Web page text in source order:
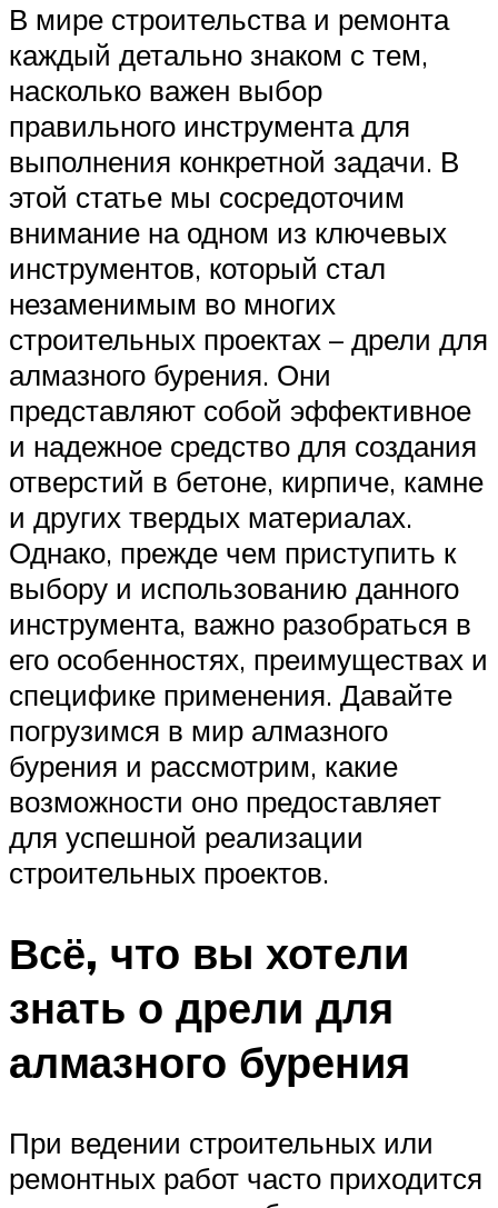
В мире строительства и ремонта
каждый детально знаком с тем,
насколько важен выбор
правильного инструмента для
выполнения конкретной задачи. В
этой статье мы сосредоточим
внимание на одном из ключевых
инструментов, который стал
незаменимым во многих
строительных проектах – дрели для
алмазного бурения. Они
представляют собой эффективное
и надежное средство для создания
отверстий в бетоне, кирпиче, камне
и других твердых материалах.
Однако, прежде чем приступить к
выбору и использованию данного
инструмента, важно разобраться в
его особенностях, преимуществах и
специфике применения. Давайте
погрузимся в мир алмазного
бурения и рассмотрим, какие
возможности оно предоставляет
для успешной реализации
строительных проектов.
Всё, что вы хотели
знать о дрели для
алмазного бурения
При ведении строительных или
ремонтных работ часто приходится